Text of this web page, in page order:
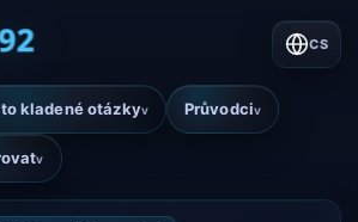
kladené otázkyv Průvodciv
v
CS